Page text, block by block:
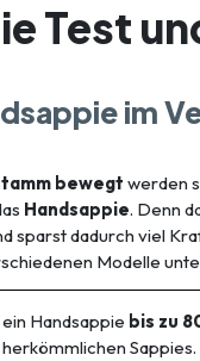
Test
im
bewegt werden
Handsappie. Denn
sparst dadurch viel
Modelle
Handsappie bis zu